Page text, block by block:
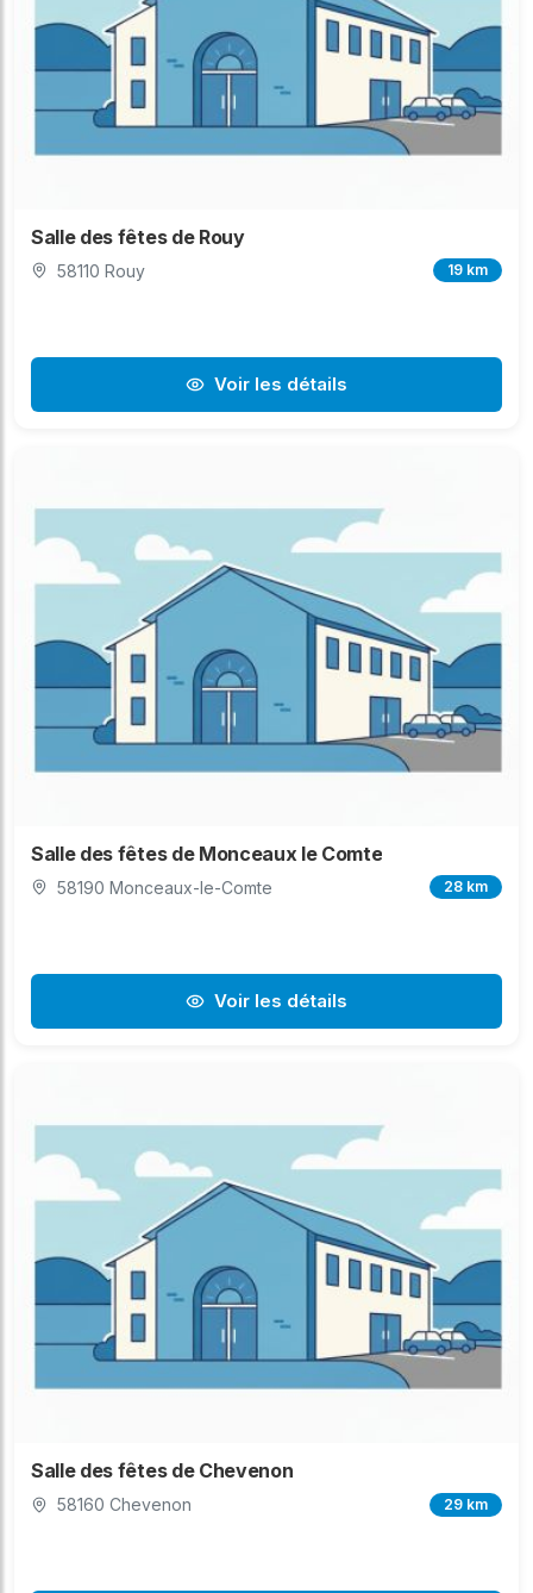
Salle des fêtes de Rouy
58110 Rouy 19 km
Voir les détails
Salle des fêtes de Monceaux le Comte
58190 Monceaux-le-Comte 28 km
Voir les détails
Salle des fêtes de Chevenon
58160 Chevenon 29 km